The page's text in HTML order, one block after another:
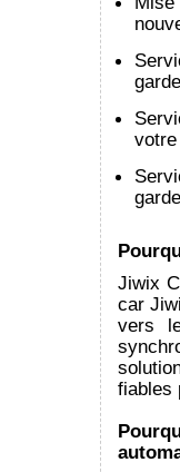
Jiwix
car
vers
fiables